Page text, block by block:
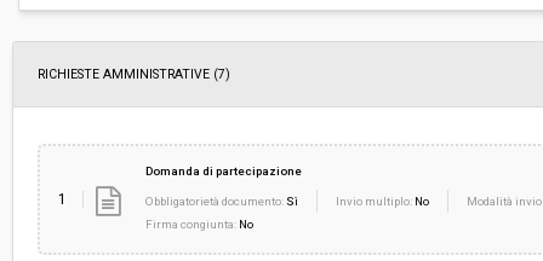
RICHIESTE AMMINISTRATIVE (7)
1
Domanda di partecipazione
Obbligatorietà documento: Sì Invio multiplo: No
Modalità
Firma congiunta: No